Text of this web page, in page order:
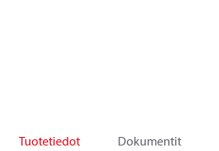
Tuotetiedot Dokumentit